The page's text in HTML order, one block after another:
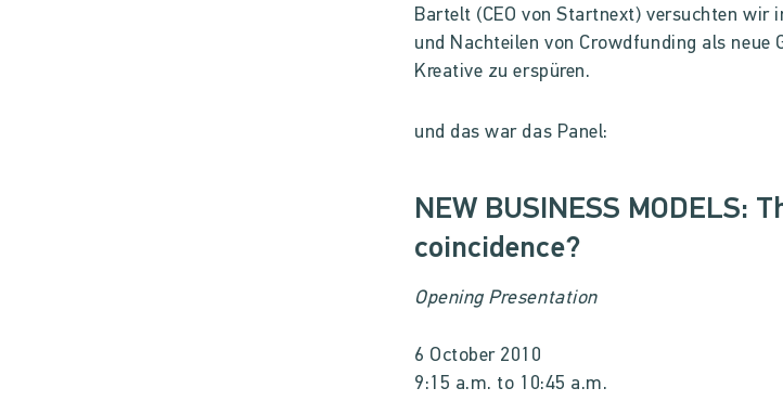
Bartelt (CEO von Startnext) versuchten wir
und Nachteilen von Crowdfunding als neue
Kreative zu erspüren.
und das war das Panel:
NEW BUSINESS MODELS:
coincidence?
Opening Presentation
6 October 2010
9:15 a.m. to 10:45 a.m.